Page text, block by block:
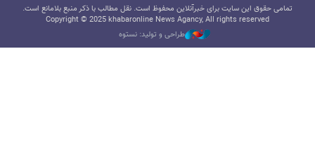
تمامی حقوق این سایت برای خبرآنلاین محفوظ است. نقل مطالب با ذکر منبع بلامانع است.
Copyright © 2025 khabaronline News Agancy, All rights reserved
طراحی و تولید: نستوه